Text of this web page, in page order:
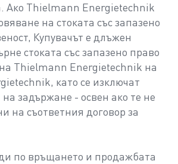
Ако Thielmann Energietechnik
на стоката със запазено
Купувачът е длъжен
стоката със запазено право
на Thielmann Energietechnik на
като се изключат
задържане - освен ако те не
на съответния договор за
по връщането и продажбата